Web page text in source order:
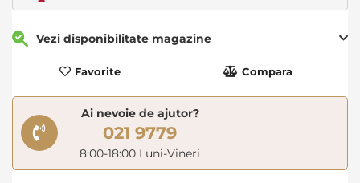
Vezi disponibilitate magazine
Favorite Compara
Ai nevoie de ajutor?
021 9779
8:00-18:00 Luni-Vineri